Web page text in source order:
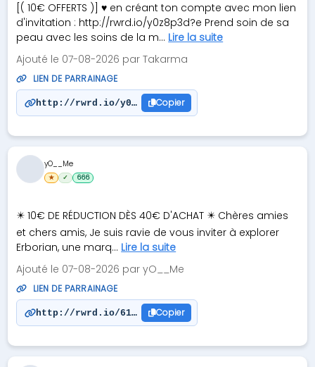
[( 10€ OFFERTS )] ♥ en créant ton compte avec mon lien
d'invitation : http://rwrd.io/y0z8p3d?e Prend soin de sa
peau avec les soins de la m... Lire la suite
Ajouté le 07-08-2026 par Takarma
LIEN DE PARRAINAGE
http://rwrd.io/y0z8p3d?eCopier
✴️ 10€ DE RÉDUCTION DÈS 40€ D'ACHAT ✴️ Chères amies
et chers amis, Je suis ravie de vous inviter à explorer
Erborian, une marq... Lire la suite
Ajouté le 07-08-2026 par yO__Me
LIEN DE PARRAINAGE
http://rwrd.io/61m08my?cCopier
yO__Me
★ ✓ 666